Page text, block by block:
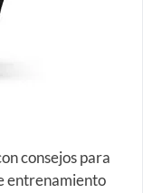
consejos para
entrenamiento